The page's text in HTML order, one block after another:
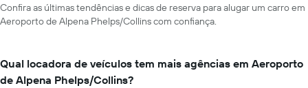
Confira as últimas tendências e dicas de reserva para alugar um carro em
Aeroporto de Alpena Phelps/Collins com confiança.
Qual locadora de veículos tem mais agências em Aeroporto
de Alpena Phelps/Collins?